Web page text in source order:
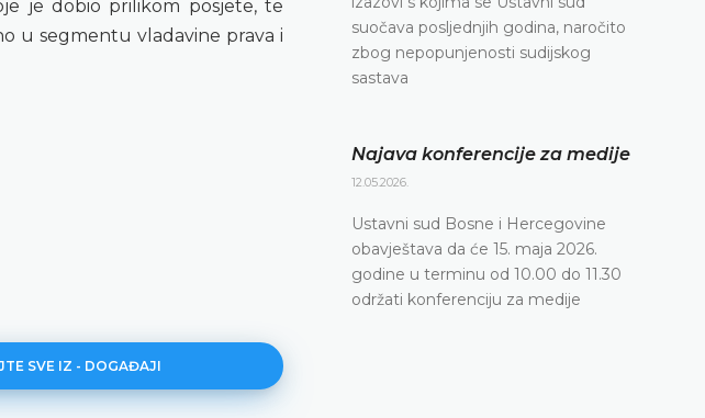
je dobio prilikom posjete, te
u segmentu vladavine prava i
SVE IZ - DOGAĐAJI
suočava posljednjih godina, naročito
zbog nepopunjenosti sudijskog
sastava
Najava konferencije za medije
12.05.2026.
Ustavni sud Bosne i Hercegovine
obavještava da će 15. maja 2026.
godine u terminu od 10.00 do 11.30
održati konferenciju za medije